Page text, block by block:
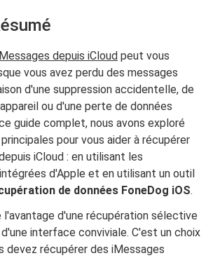
depuis iCloud peut vous
vous avez perdu des messages
d'une suppression accidentelle, de
ou d'une perte de données
guide complet, nous avons exploré
pour vous aider à récupérer
iCloud : en utilisant les
d'Apple et en utilisant un outil
de données FoneDog iOS.
d'une récupération sélective
interface conviviale. C'est un choix
devez récupérer des iMessages